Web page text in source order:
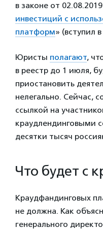
в законе от
инвестиций с
платформ» (вступил
Юристы полагают,
в реестр до 1 июля,
приостановить
нелегально. Сейчас,
ссылкой на
краудлендинговыми
десятки тысяч
Что будет с
Краудфандинговых
не должна. Как
генерального